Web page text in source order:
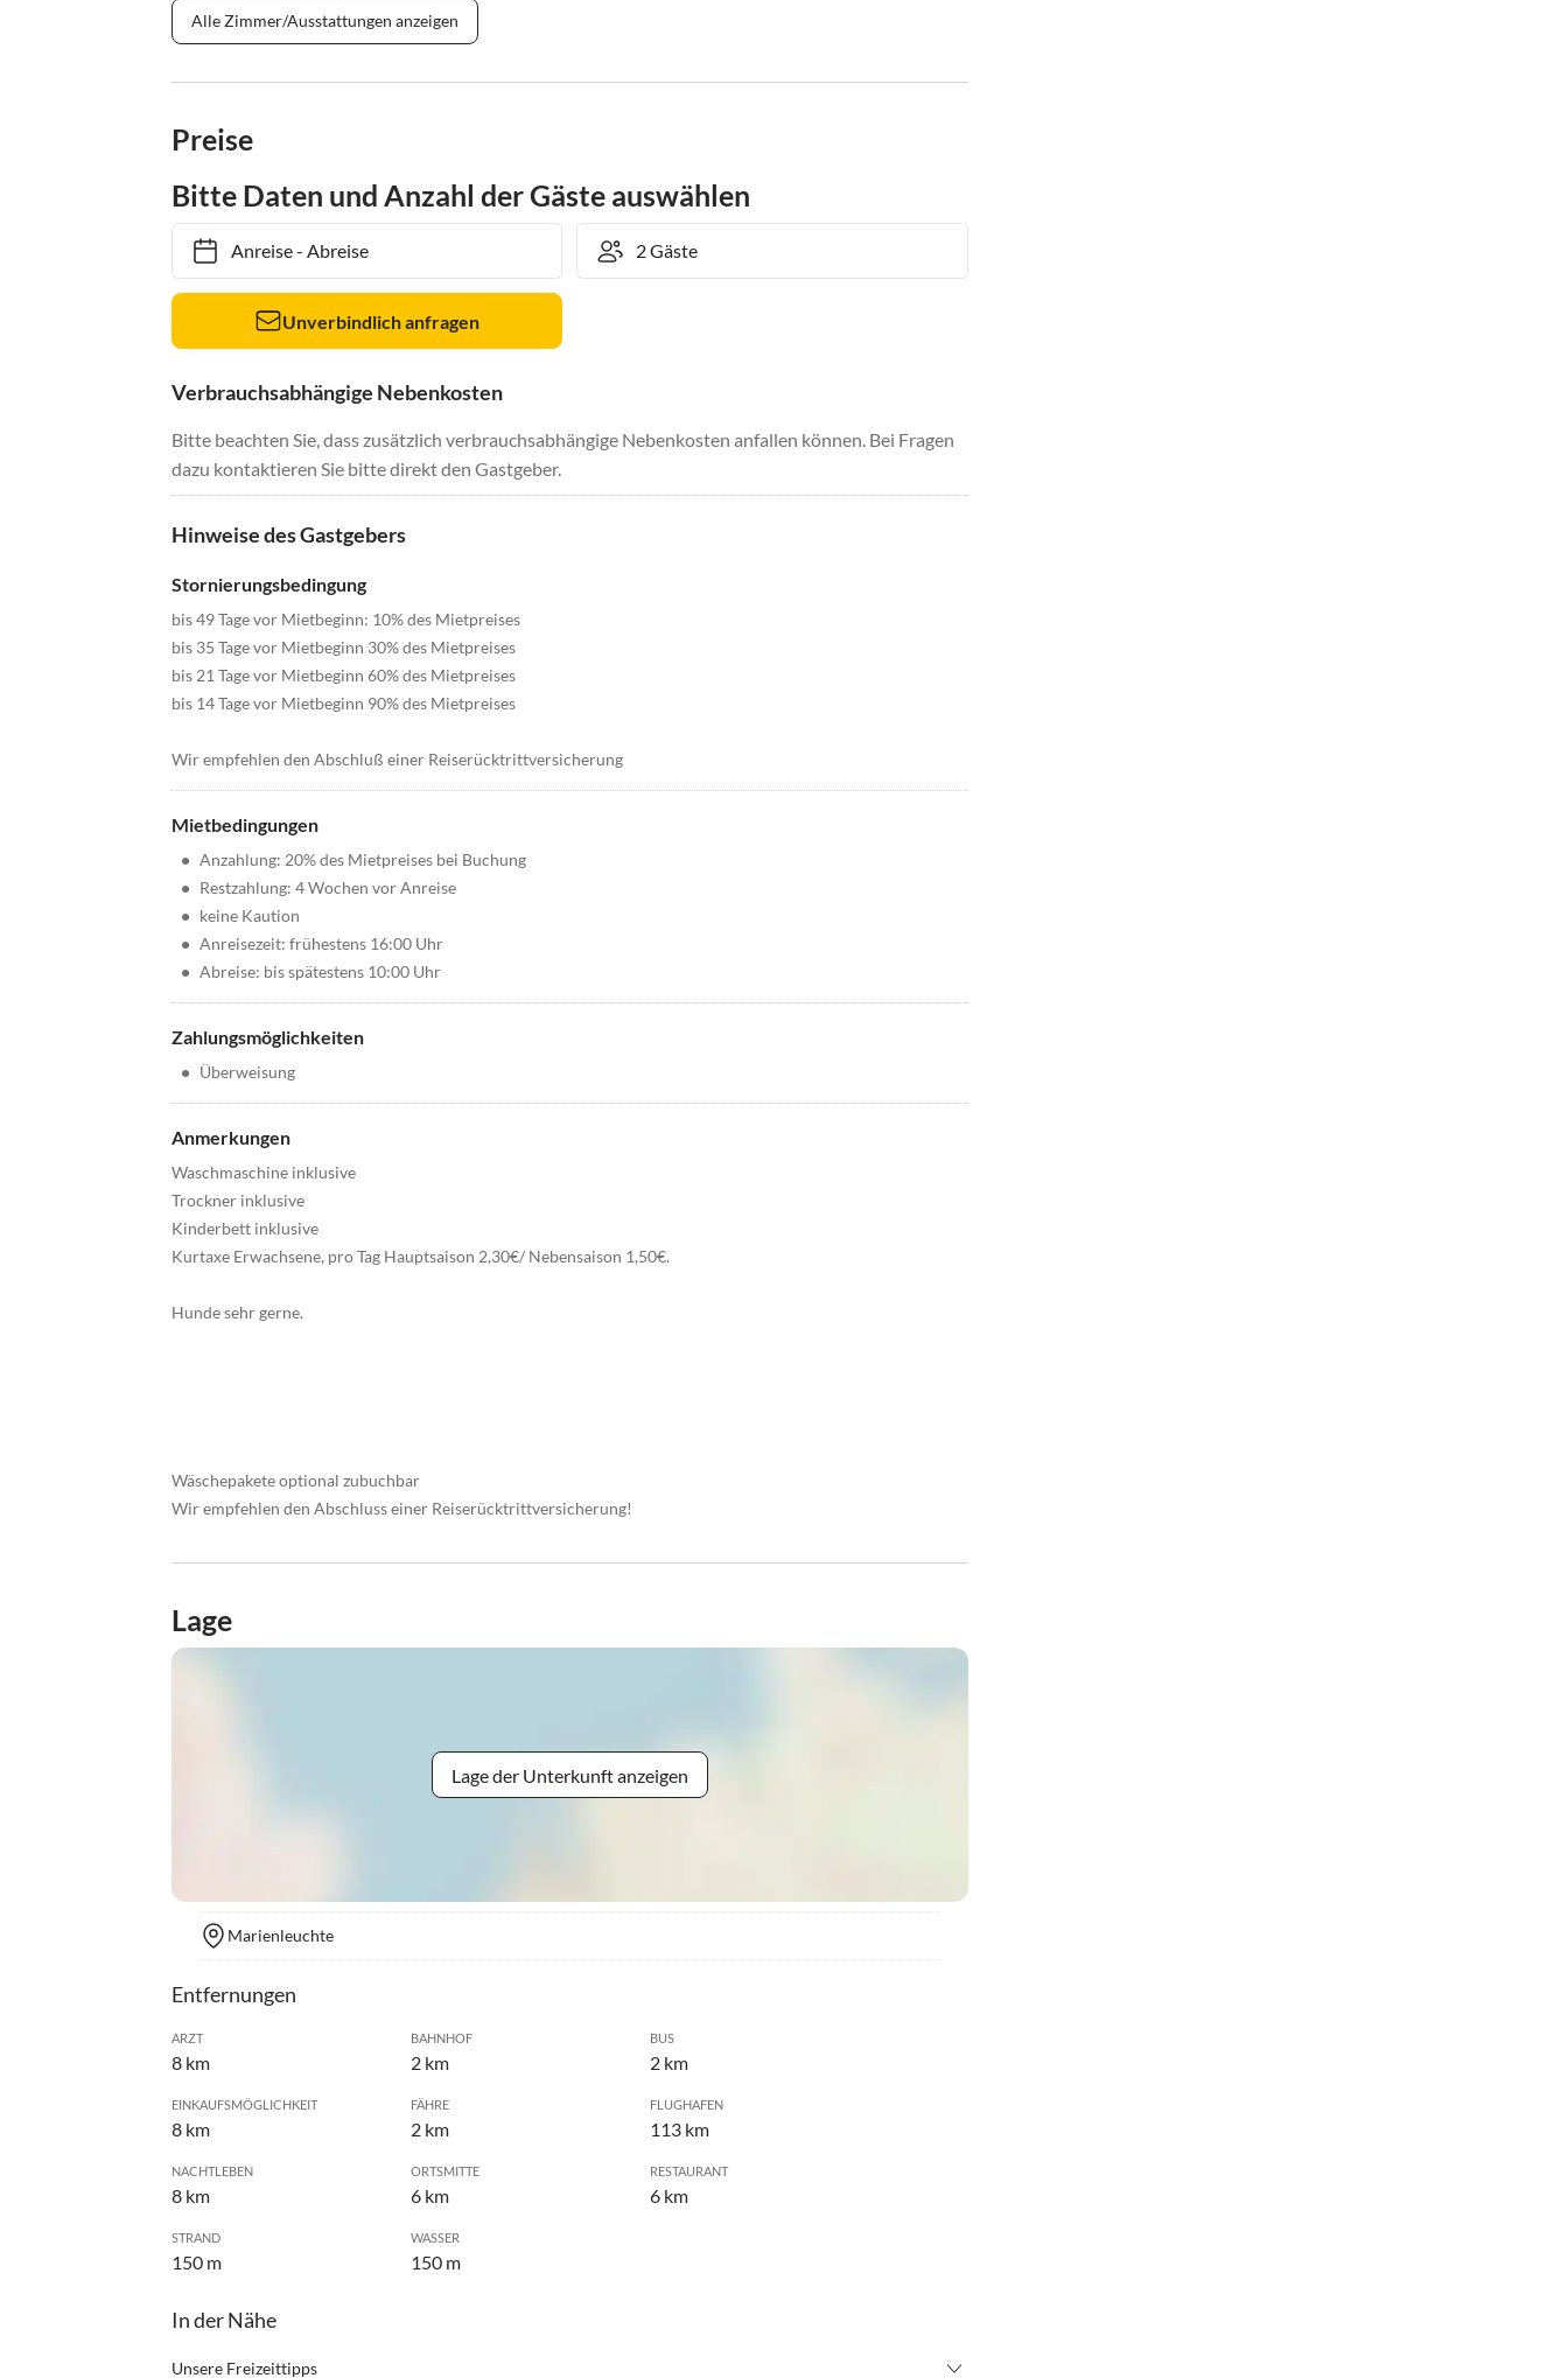
Alle Zimmer/Ausstattungen anzeigen
Preise
Bitte Daten und Anzahl der Gäste auswählen
Anreise- Abreise
Unverbindlich anfragen
Verbrauchsabhängige Nebenkosten
Bitte beachten Sie, dass zusätzlich verbrauchsabhängige Nebenkosten anfallen können. Bei Fragen
dazu kontaktieren Sie bitte direkt den Gastgeber.
Hinweise des Gastgebers
Stornierungsbedingung
bis 49 Tage vor Mietbeginn: 10% des Mietpreises
bis 35 Tage vor Mietbeginn 30% des Mietpreises
bis 21 Tage vor Mietbeginn 60% des Mietpreises
bis 14 Tage vor Mietbeginn 90% des Mietpreises
Wir empfehlen den Abschluß einer Reiserücktrittversicherung
Mietbedingungen
• Anzahlung: 20% des Mietpreises bei Buchung
• Restzahlung: 4 Wochen vor Anreise
• keine Kaution
• Anreisezeit: frühestens 16:00 Uhr
• Abreise: bis spätestens 10:00 Uhr
Zahlungsmöglichkeiten
• Überweisung
Anmerkungen
Waschmaschine inklusive
Trockner inklusive
Kinderbett inklusive
Kurtaxe Erwachsene, pro Tag Hauptsaison 2,30€/ Nebensaison 1,50€.
Hunde sehr gerne.
Wäschepakete optional zubuchbar
Wir empfehlen den Abschluss einer Reiserücktrittversicherung!
Lage
Lage der Unterkunft anzeigen
Marienleuchte
Entfernungen
ARZT
8 km
BAHNHOF
2 km
BUS
2 km
EINKAUFSMÖGLICHKEIT
8 km
FÄHRE
2 km
FLUGHAFEN
113 km
NACHTLEBEN
8 km
ORTSMITTE
6 km
RESTAURANT
6 km
STRAND
150 m
WASSER
150 m
In der Nähe
Unsere Freizeittipps